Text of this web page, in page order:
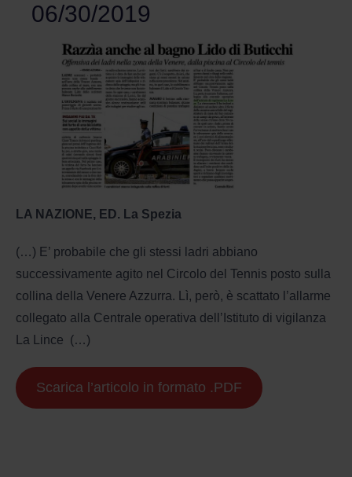
06/30/2019
LA NAZIONE, ED. La Spezia
(…) E’ probabile che gli stessi ladri abbiano
successivamente agito nel Circolo del Tennis posto sulla
collina della Venere Azzurra. Lì, però, è scattato l’allarme
collegato alla Centrale operativa dell’Istituto di vigilanza
La Lince (…)
Scarica l’articolo in formato .PDF